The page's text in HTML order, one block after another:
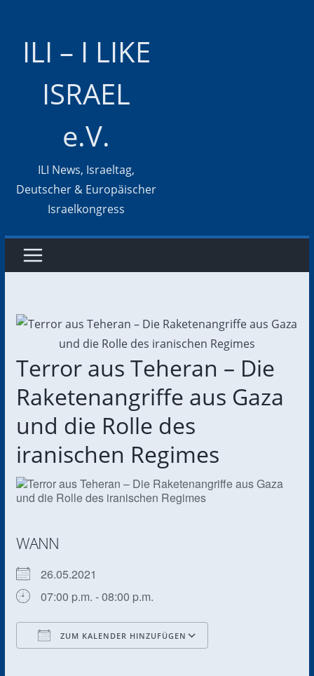
ILI – I LIKE
ISRAEL
e.V.
ILI News, Israeltag,
Deutscher & Europäischer
Israelkongress
Terror aus Teheran – Die
Raketenangriffe aus Gaza
und die Rolle des
iranischen Regimes
WANN
26.05.2021
07:00 p.m. - 08:00 p.m.
ZUM KALENDER HINZUFÜGEN